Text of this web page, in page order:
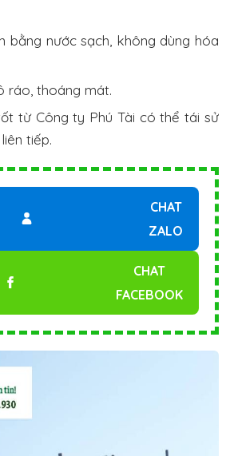
bằng nước sạch, không dùng hóa
ráo, thoáng mát.
từ Công ty Phú Tài có thể tái sử
tiếp.
CHAT
ZALO
CHAT
FACEBOOK